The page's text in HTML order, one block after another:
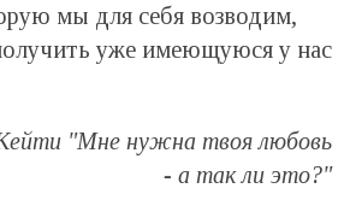
мы для себя возводим,
уже имеющуюся у нас
"Мне нужна твоя любовь
- а так ли это?"